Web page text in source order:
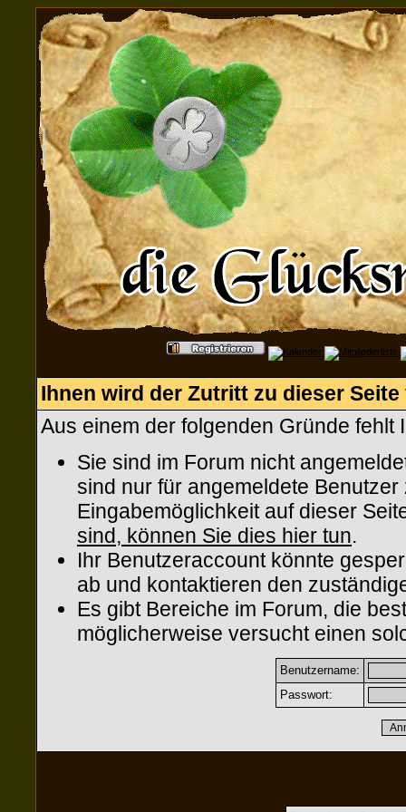
Ihnen wird der Zutritt zu dieser
Aus einem der folgenden Gründe
Sie sind im Forum nicht
sind nur für angemeldete
Eingabemöglichkeit auf dieser
sind, können Sie dies hier tun.
Ihr Benutzeraccount könnte
ab und kontaktieren den
Es gibt Bereiche im Forum, die
möglicherweise versucht einen
Benutzername:
Passwort: